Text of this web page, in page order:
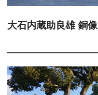
大石内蔵助良雄 銅像